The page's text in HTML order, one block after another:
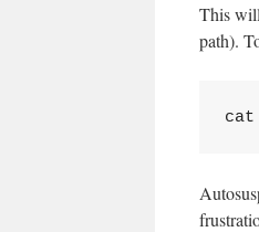
This
path).
cat